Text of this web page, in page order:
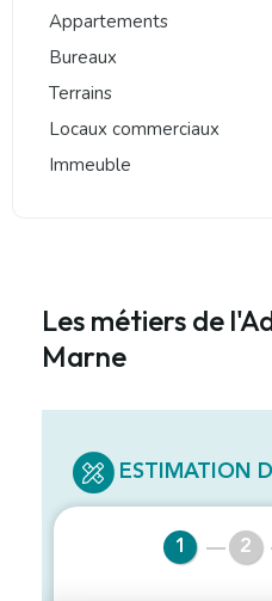
Appartements
Bureaux
Terrains
Locaux commerciaux
Immeuble
Les métiers de
Marne